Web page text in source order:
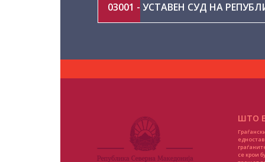
03001 - УСТАВЕН СУД НА
04006 - ДРЖАВНО
ШТО Е
се крои